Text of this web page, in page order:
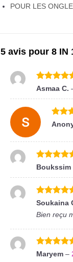
POUR LES
5 avis pour 8 IN
Note5
Asmaa C.
Note
Note5
Note5
Soukaina
Bien reçu
Note5
Maryem–